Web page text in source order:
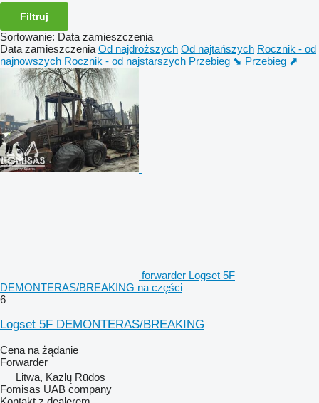
Filtruj
Sortowanie: Data zamieszczenia
Data zamieszczenia Od najdroższych Od najtańszych Rocznik - od
najnowszych Rocznik - od najstarszych Przebieg ⬊ Przebieg ⬈
forwarder Logset 5F
DEMONTERAS/BREAKING na części
6
Logset 5F DEMONTERAS/BREAKING
Cena na żądanie
Forwarder
Litwa, Kazlų Rūdos
Fomisas UAB company